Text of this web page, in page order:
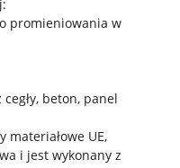
promieniowania w
beton, panel
materiałowe UE,
i jest wykonany z